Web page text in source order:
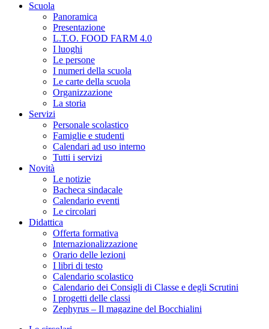
Scuola
Panoramica
Presentazione
L.T.O. FOOD FARM 4.0
I luoghi
Le persone
I numeri della scuola
Le carte della scuola
Organizzazione
La storia
Servizi
Personale scolastico
Famiglie e studenti
Calendari ad uso interno
Tutti i servizi
Novità
Le notizie
Bacheca sindacale
Calendario eventi
Le circolari
Didattica
Offerta formativa
Internazionalizzazione
Orario delle lezioni
I libri di testo
Calendario scolastico
Calendario dei Consigli di Classe e degli Scrutini
I progetti delle classi
Zephyrus – Il magazine del Bocchialini